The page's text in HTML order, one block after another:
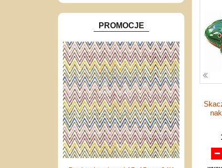
PROMOCJE